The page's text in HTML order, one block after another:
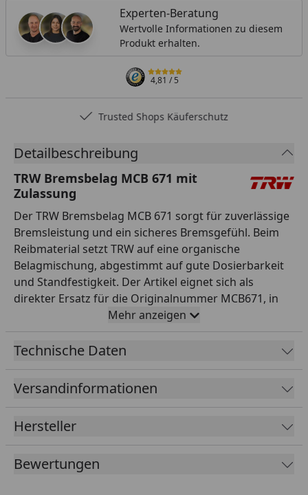
Experten-Beratung
Wertvolle Informationen zu diesem
Produkt erhalten.
4,81/ 5
Trusted Shops Käuferschutz
Detailbeschreibung
TRW Bremsbelag MCB 671 mit
Zulassung
Der TRW Bremsbelag MCB 671 sorgt für zuverlässige
Bremsleistung und ein sicheres Bremsgefühl. Beim
Reibmaterial setzt TRW auf eine organische
Belagmischung, abgestimmt auf gute Dosierbarkeit
und Standfestigkeit. Der Artikel eignet sich als
direkter Ersatz für die Originalnummer MCB671, in
Erstausrüster-Qualität und passt für die
entsprechenden Modelle laut TRW-Anwendungsliste.
Dank Zulassung ist der Einsatz im Straßenverkehr
renommierter Spezialist für Sicherheitsteile steht
TRW für geprüfte Qualität und Zuverlässigkeit. So
Motorrads zuverlässig wieder her. Damit sind Sie für
den sicheren Betrieb Ihres Motorrads bestens
gerüstet. Ein hochwertiges Ersatzteil, das
Mehr anzeigen
Technische Daten
Versandinformationen
Hersteller
Bewertungen